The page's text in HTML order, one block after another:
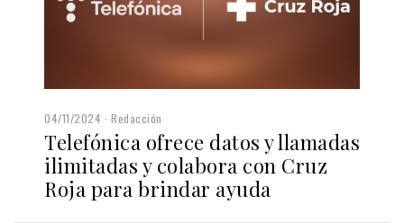
04/11/2024 Redacción
Telefónica ofrece datos y llamadas
ilimitadas y colabora con Cruz
Roja para brindar ayuda